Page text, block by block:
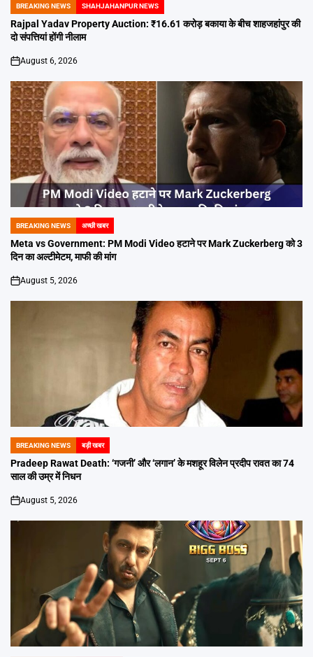
POSTED
IN
BREAKING NEWS SHAHJAHANPUR NEWS
Rajpal Yadav Property Auction: ₹16.61 करोड़ बकाया के बीच शाहजहांपुर की
दो संपत्तियां होंगी नीलाम
on
August 6, 2026
POSTED
IN
BREAKING NEWS अच्छी खबर
Meta vs Government: PM Modi Video हटाने पर Mark Zuckerberg को 3
दिन का अल्टीमेटम, माफी की मांग
on
August 5, 2026
POSTED
IN
BREAKING NEWS बड़ी खबर
Pradeep Rawat Death: ‘गजनी’ और ‘लगान’ के मशहूर विलेन प्रदीप रावत का 74
साल की उम्र में निधन
on
August 5, 2026